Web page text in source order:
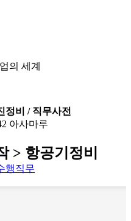
의 세계
정비 / 직무사전
아사마루
> 항공기정비
행직무